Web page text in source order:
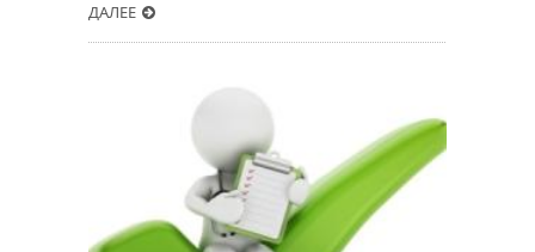
ДАЛЕЕ